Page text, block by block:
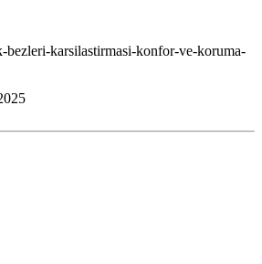
bezleri-karsilastirmasi-konfor-ve-koruma-